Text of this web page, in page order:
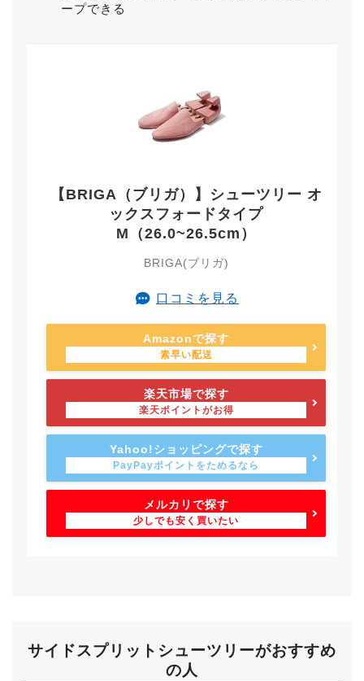
ープできる
【BRIGA（ブリガ）】シューツリー オ
ックスフォードタイプ
M（26.0~26.5cm）
BRIGA(ブリガ)
口コミを見る
Amazonで探す
楽天市場で探す
Yahoo!ショッピングで探す
メルカリで探す
サイドスプリットシューツリーがおすすめ
の人